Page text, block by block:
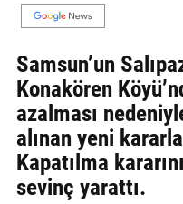
Künye
İletişim
Gizlilik
Sözleşmesi
Kullanıcı
Sözleşmesi
Samsun’un
Konakören
azalması
alınan yeni
Kapatılma
sevinç yarattı.